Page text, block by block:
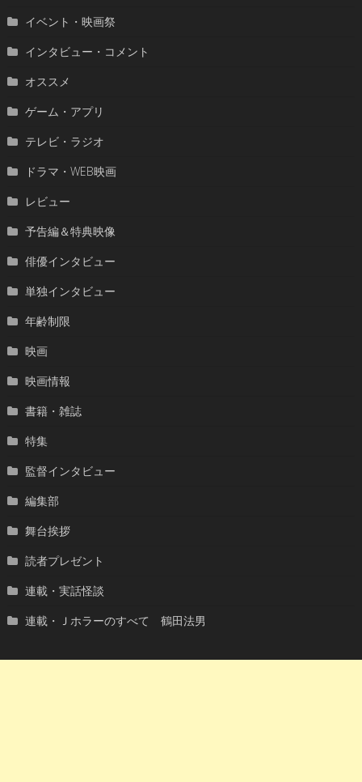
イベント・映画祭
インタビュー・コメント
オススメ
ゲーム・アプリ
テレビ・ラジオ
ドラマ・WEB映画
レビュー
予告編＆特典映像
俳優インタビュー
単独インタビュー
年齢制限
映画
映画情報
書籍・雑誌
特集
監督インタビュー
編集部
舞台挨拶
読者プレゼント
連載・実話怪談
連載・Ｊホラーのすべて 鶴田法男